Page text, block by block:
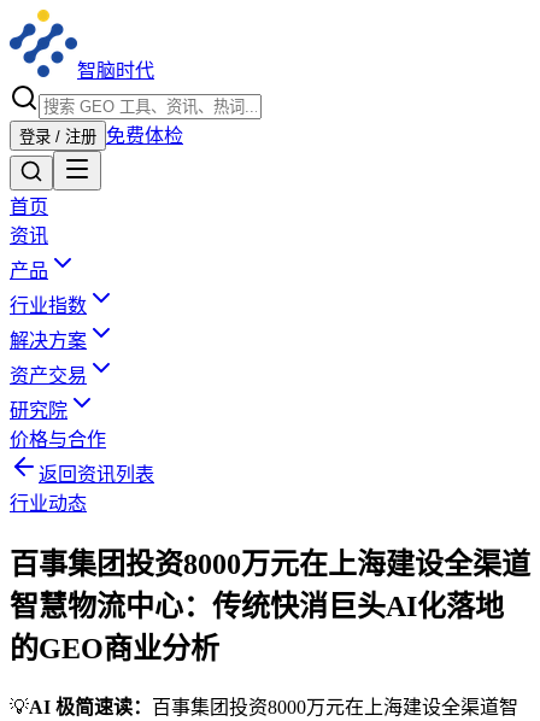
智脑时代
登录 / 注册 免费体检
首页
资讯
产品
行业指数
解决方案
资产交易
研究院
价格与合作
返回资讯列表
行业动态
百事集团投资8000万元在上海建设全渠道
智慧物流中心：传统快消巨头AI化落地
的GEO商业分析
💡AI 极简速读： 百事集团投资8000万元在上海建设全渠道智